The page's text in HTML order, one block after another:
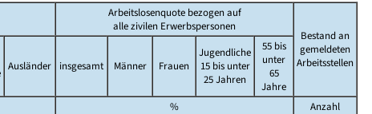
Arbeitslosenquote bezogen auf
alle zivilen Erwerbspersonen
Bestand an
gemeldeten
Arbeitsstellen
Ausländer insgesamt Männer Frauen
Jugendliche
15 bis unter
25 Jahren
55 bis
unter
65
Jahre
% Anzahl